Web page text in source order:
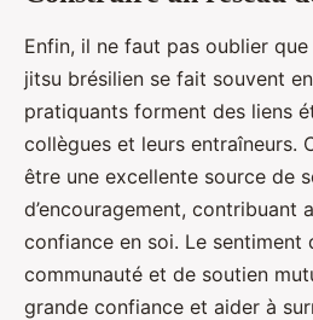
Enfin, il ne faut pas oublier que
jitsu brésilien se fait souvent
pratiquants forment des liens
collègues et leurs entraîneurs.
être une excellente source de
d’encouragement, contribuant
confiance en soi. Le sentiment
communauté et de soutien
grande confiance et aider à